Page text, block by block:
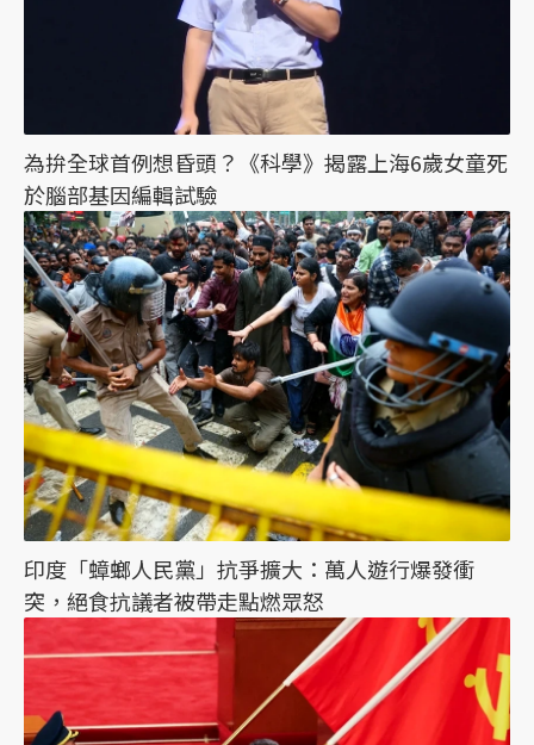
為拚全球首例想昏頭？《科學》揭露上海6歲女童死
於腦部基因編輯試驗
印度「蟑螂人民黨」抗爭擴大：萬人遊行爆發衝
突，絕食抗議者被帶走點燃眾怒